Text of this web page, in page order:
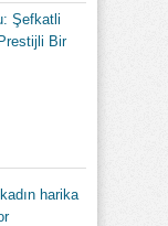
Şefkatli
Bir
harika